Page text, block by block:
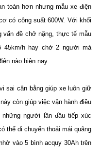
toàn hơn nhưng mẫu xe điện
có công suất 600W. Với khối
vấn đề chở nặng, thực tế mẫu
45km/h hay chở 2 người mà
nào hiện nay.
sai cân bằng giúp xe luôn giữ
còn giúp việc vận hành điều
người lần đầu tiếp xúc
thể di chuyển thoải mái quãng
vào 5 bình acquy 30Ah trên